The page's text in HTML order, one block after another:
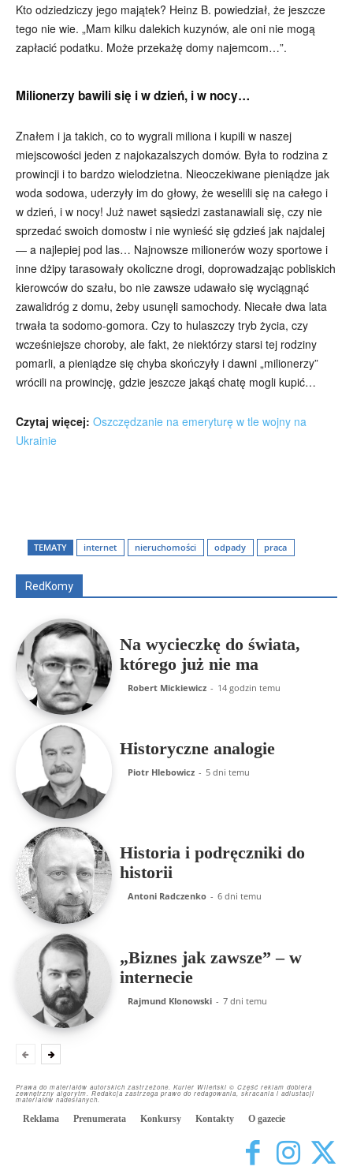
Kto odziedziczy jego majątek? Heinz B. powiedział, że jeszcze
tego nie wie. „Mam kilku dalekich kuzynów, ale oni nie mogą
zapłacić podatku. Może przekażę domy najemcom…”.
Milionerzy bawili się i w dzień, i w nocy…
Znałem i ja takich, co to wygrali miliona i kupili w naszej
miejscowości jeden z najokazalszych domów. Była to rodzina z
prowincji i to bardzo wielodzietna. Nieoczekiwane pieniądze jak
woda sodowa, uderzyły im do głowy, że weselili się na całego i
w dzień, i w nocy! Już nawet sąsiedzi zastanawiali się, czy nie
sprzedać swoich domostw i nie wynieść się gdzieś jak najdalej
— a najlepiej pod las… Najnowsze milionerów wozy sportowe i
inne dżipy tarasowały okoliczne drogi, doprowadzając pobliskich
kierowców do szału, bo nie zawsze udawało się wyciągnąć
zawalidróg z domu, żeby usunęli samochody. Niecałe dwa lata
trwała ta sodomo-gomora. Czy to hulaszczy tryb życia, czy
wcześniejsze choroby, ale fakt, że niektórzy starsi tej rodziny
pomarli, a pieniądze się chyba skończyły i dawni „milionerzy”
wrócili na prowincję, gdzie jeszcze jakąś chatę mogli kupić…
Czytaj więcej: Oszczędzanie na emeryturę w tle wojny na
Ukrainie
TEMATY internet nieruchomości odpady praca
RedKomy
Artur Płokszto
Grzegorz Górny
ks. Jarosław Wąsowicz SDB
Piotr Hlebowicz
Na wycieczkę do świata,
którego już nie ma
Robert Mickiewicz - 14 godzin temu
Historyczne analogie
Piotr Hlebowicz - 5 dni temu
Historia i podręczniki do
historii
Antoni Radczenko - 6 dni temu
„Biznes jak zawsze” – w
internecie
Rajmund Klonowski - 7 dni temu
Prawa do materiałów autorskich zastrzeżone. Kurier Wileński © Część reklam dobiera
zewnętrzny algorytm. Redakcja zastrzega prawo do redagowania, skracania i adiustacji
materiałów nadesłanych.
Reklama Prenumerata Konkursy Kontakty O gazecie